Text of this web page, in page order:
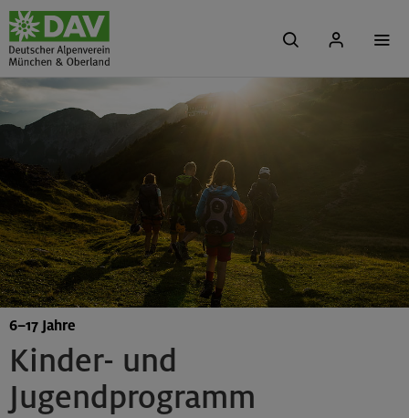
Kinder- und
Jugendprogramm
6–17 Jahre